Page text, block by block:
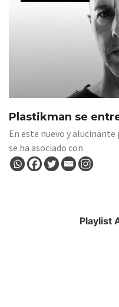
Plastikman se
En este nuevo y alucinante
se ha asociado con
Playlist